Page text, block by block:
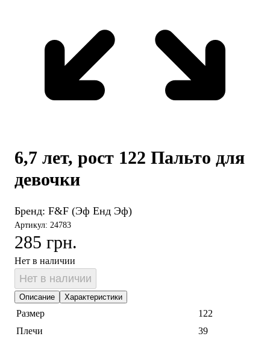
6,7 лет, рост 122 Пальто для
девочки
Бренд: F&F (Эф Енд Эф)
Артикул: 24783
285 грн.
Нет в наличии
Нет в наличии
Описание Характеристики
Размер
122
Плечи
39